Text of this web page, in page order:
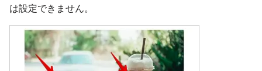
は設定できません。